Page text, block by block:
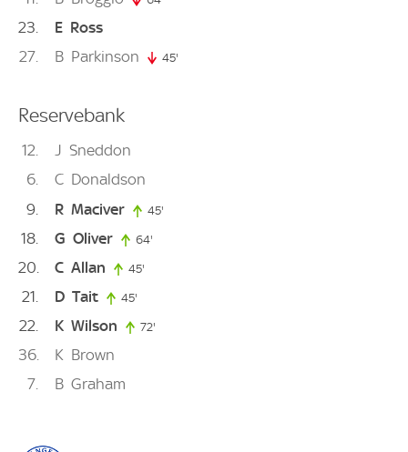
23 E Ross
27
B Parkinson 45'
Reservebank
12 J Sneddon
6
C Donaldson
9
R Maciver 45'
18 G Oliver 64'
20 C Allan 45'
21 D Tait 45'
22 K Wilson 72'
36 K Brown
7
B Graham